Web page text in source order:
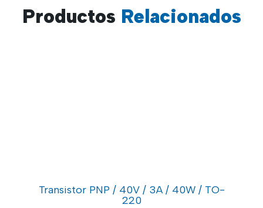
Productos Relacionados
Transistor PNP / 40V / 3A / 40W / TO-
220